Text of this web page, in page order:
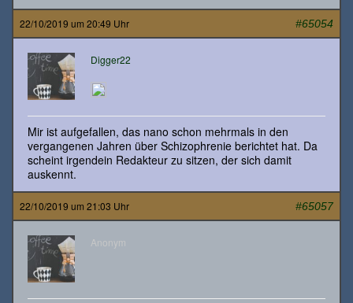
22/10/2019 um 20:49 Uhr #65054
Digger22
Mir ist aufgefallen, das nano schon mehrmals in den
vergangenen Jahren über Schizophrenie berichtet hat. Da
scheint irgendein Redakteur zu sitzen, der sich damit
auskennt.
22/10/2019 um 21:03 Uhr #65057
Anonym